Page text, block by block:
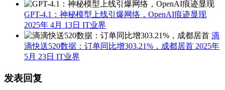
GPT-4.1：神秘模型上线引爆网络，OpenAI痕迹显现
2025年 4月 13日 IT业界
滴
滴快送520数据：订单同比增303.21%，成都居首 2025年
5月 23日 IT业界
发表回复